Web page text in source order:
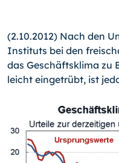
(2.10.2012) Nach den
Instituts bei den
das Geschäftsklima zu
leicht ein­getrübt, ist